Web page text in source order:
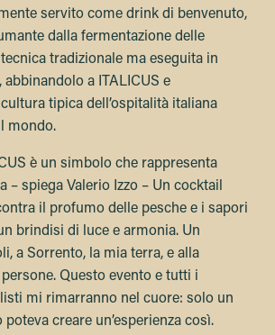
servito come drink di benvenuto,
dalla fermentazione delle
tradizionale ma eseguita in
abbinandolo a ITALICUS e
tipica dell’ospitalità italiana
mondo.
è un simbolo che rappresenta
– spiega Valerio Izzo – Un cocktail
il profumo delle pesche e i sapori
brindisi di luce e armonia. Un
a Sorrento, la mia terra, e alla
Questo evento e tutti i
mi rimarranno nel cuore: solo un
creare un’esperienza così.